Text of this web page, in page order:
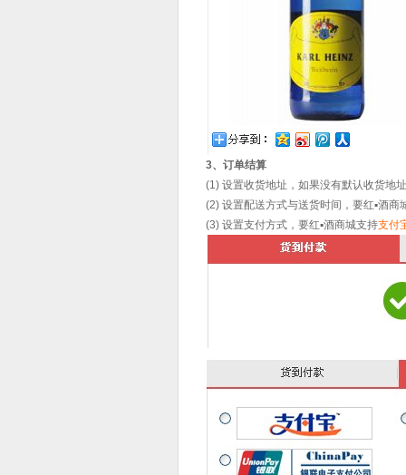
3、订单结算
(1) 设置收货地址，如果没有默认收货地
(2) 设置配送方式与送货时间， 要红▪酒商
(3) 设置支付方式， 要红▪酒商城支持支付